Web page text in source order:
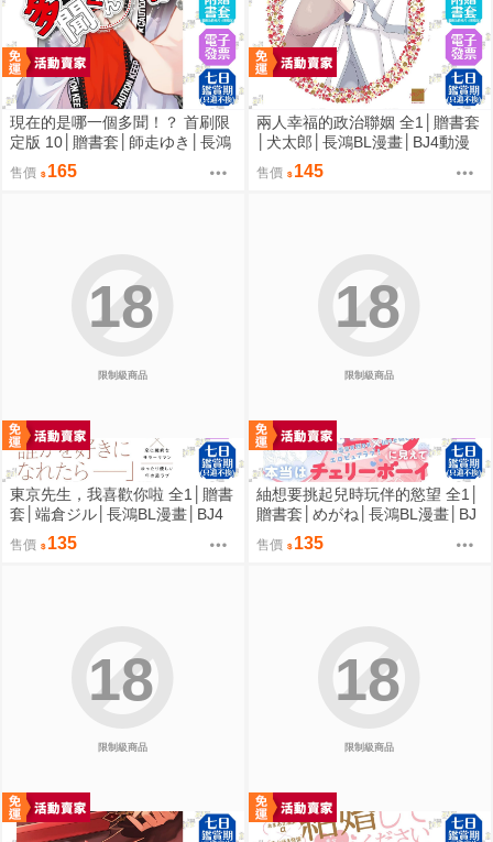
現在的是哪一個多聞！？ 首刷限
定版 10│贈書套│師走ゆき│長鴻
漫畫│BJ4動漫
售價 165
兩人幸福的政治聯姻 全1│贈書套
│犬太郎│長鴻BL漫畫│BJ4動漫
售價 145
限制級商品
18
東京先生，我喜歡你啦 全1│贈書
套│端倉ジル│長鴻BL漫畫│BJ4
動漫
售價 135
限制級商品
18
紬想要挑起兒時玩伴的慾望 全1│
贈書套│めがね│長鴻BL漫畫│BJ
4動漫
售價 135
限制級商品
18
限制級商品
18